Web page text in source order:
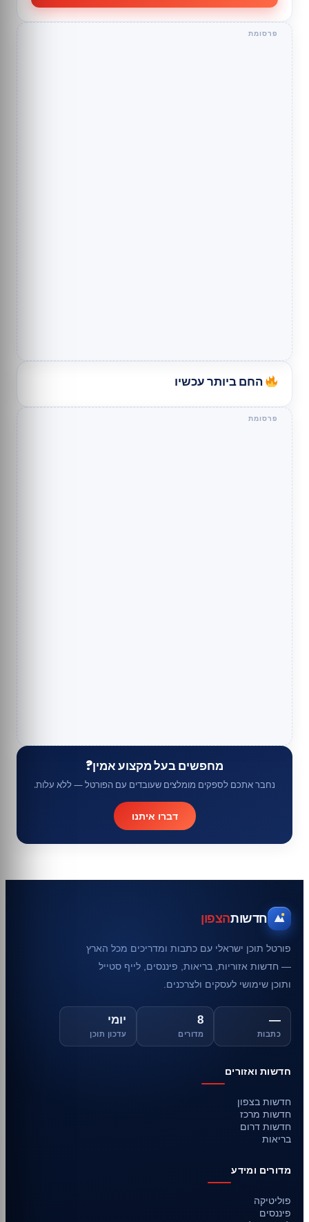
החם ביותר עכשיו
מחפשים בעל מקצוע אמין?
נחבר אתכם לספקים מומלצים שעובדים עם הפורטל — ללא עלות.
דברו איתנו
חדשותהצפון
פורטל תוכן ישראלי עם כתבות ומדריכים מכל הארץ
— חדשות אזוריות, בריאות, פיננסים, לייף סטייל
ותוכן שימושי לעסקים ולצרכנים.
—
כתבות
8
מדורים
יומי
עדכון תוכן
חדשות ואזורים
חדשות בצפון
חדשות מרכז
חדשות דרום
בריאות
מדורים ומידע
פוליטיקה
פיננסים